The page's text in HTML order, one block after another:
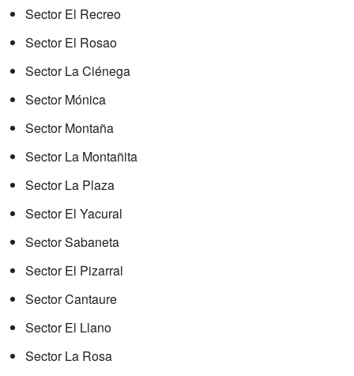
Sector El Recreo
Sector El Rosao
Sector La Ciénega
Sector Mónica
Sector Montaña
Sector La Montañita
Sector La Plaza
Sector El Yacural
Sector Sabaneta
Sector El Pizarral
Sector Cantaure
Sector El Llano
Sector La Rosa